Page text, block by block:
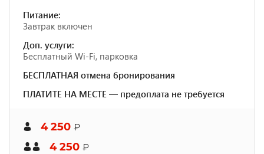
Питание:
Завтрак включен
Доп. услуги:
Бесплатный Wi-Fi, парковка
БЕСПЛАТНАЯ отмена бронирования
ПЛАТИТЕ НА МЕСТЕ — предоплата не требуется
4 250 ₽
4 250 ₽